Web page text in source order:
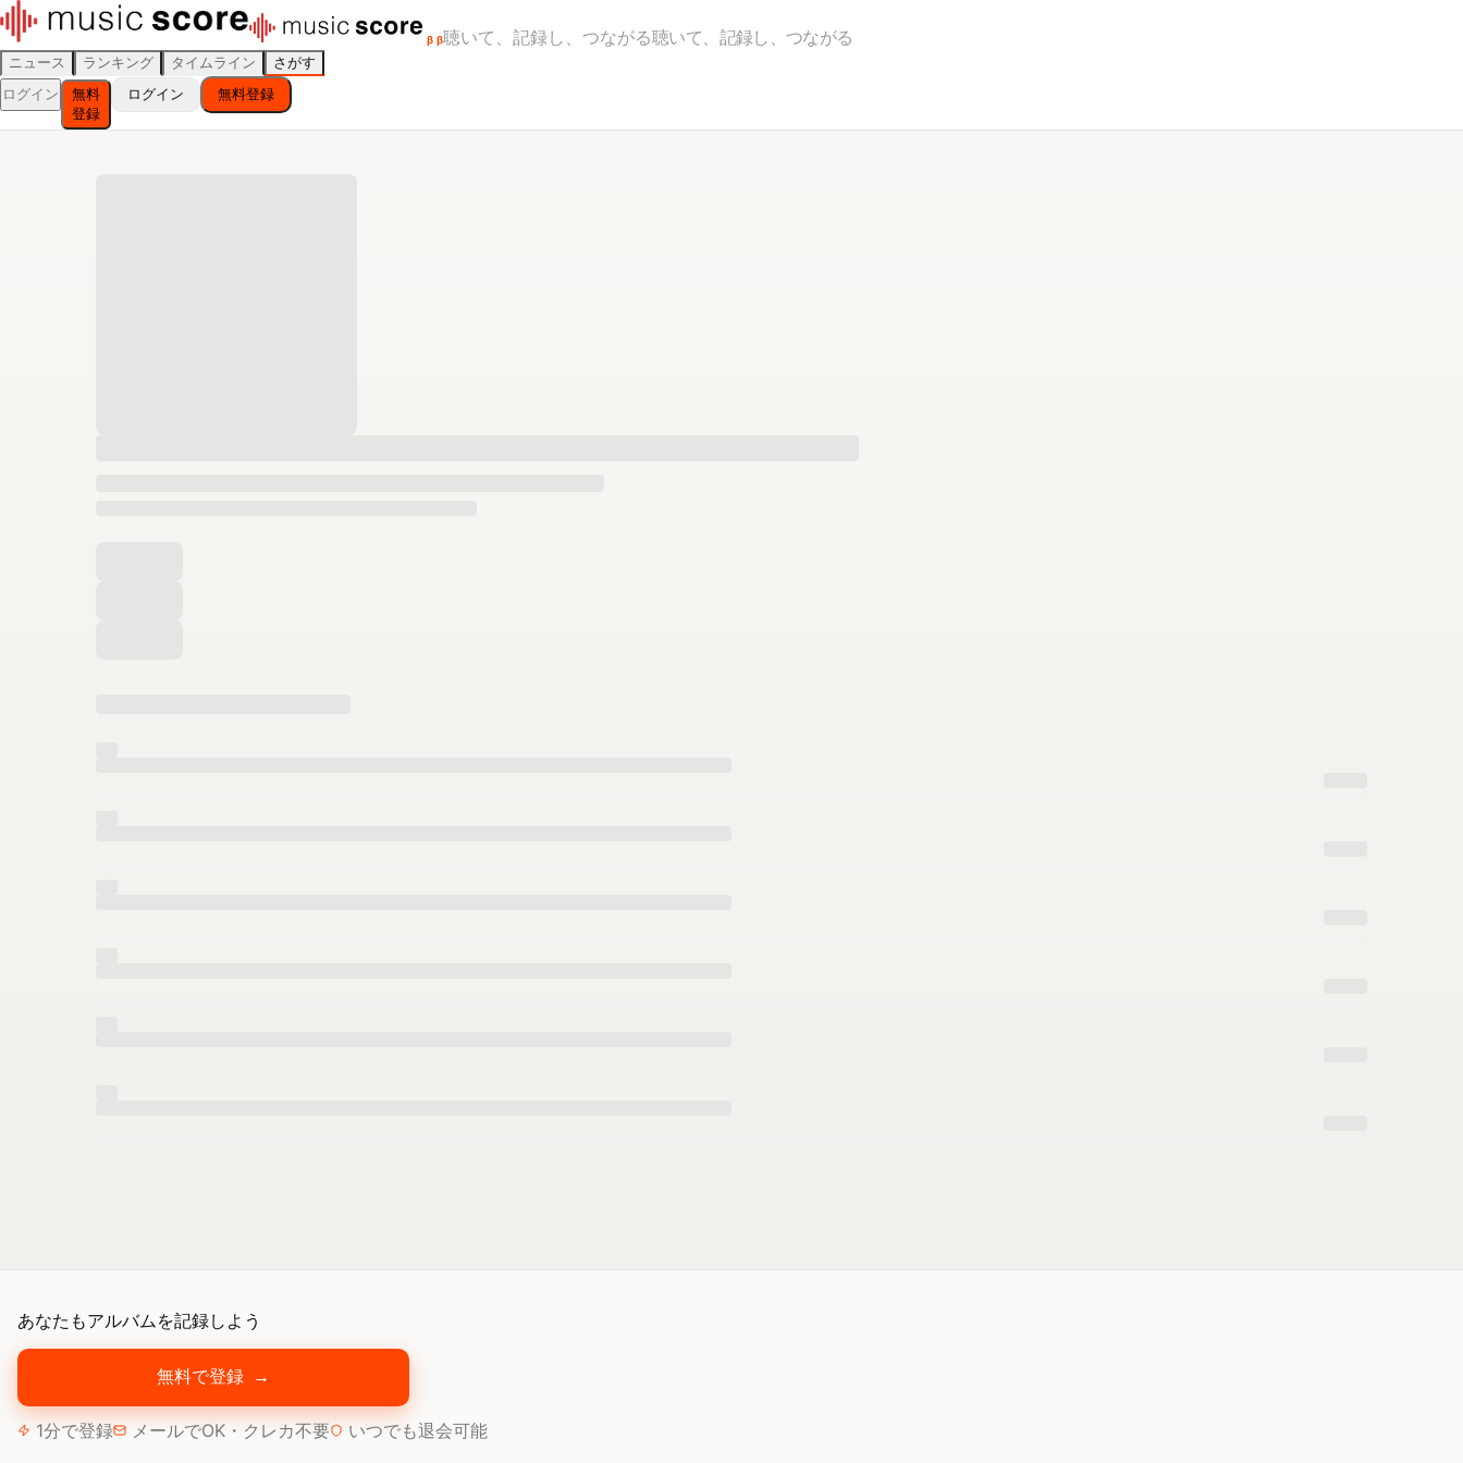
β β聴いて、記録し、つながる聴いて、記録し、つながる
ニュース ランキング タイムライン
さがす
ログイン
無料
登録
ログイン 無料登録
あなたもアルバムを記録しよう
無料で登録 →
1分で登録 メールでOK・クレカ不要 いつでも退会可能